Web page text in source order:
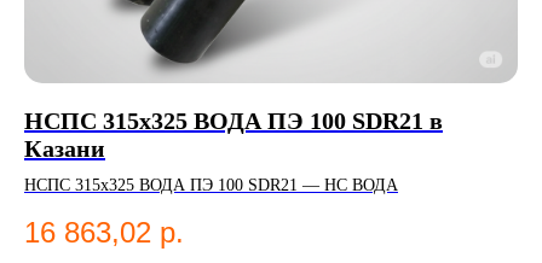
НСПС 315х325 ВОДА ПЭ 100 SDR21 в
Казани
НСПС 315х325 ВОДА ПЭ 100 SDR21 — НС ВОДА
16 863,02 р.